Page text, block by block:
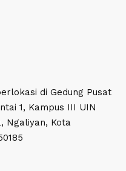
di Gedung Pusat
1, Kampus III UIN
Ngaliyan, Kota